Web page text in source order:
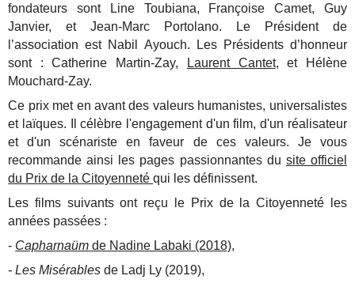
fondateurs sont Line Toubiana, Françoise Camet, Guy
Janvier, et Jean-Marc Portolano. Le Président de
l’association est Nabil Ayouch. Les Présidents d’honneur
sont : Catherine Martin-Zay,
Laurent Cantet, et Hélène
Mouchard-Zay.
Ce prix met en avant des valeurs humanistes, universalistes
et laïques. Il célèbre l'engagement d'un film, d'un réalisateur
et d'un scénariste en faveur de ces valeurs. Je vous
recommande ainsi les pages passionnantes du site officiel
du Prix de la Citoyennetéqui les définissent.
Les films suivants ont reçu le Prix de la Citoyenneté les
années passées :
- Capharnaüm de Nadine Labaki (2018),
- Les Misérables de Ladj Ly (2019),